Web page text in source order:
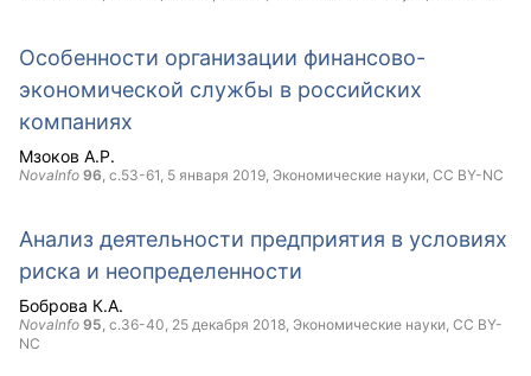
Особенности организации финансово-
экономической службы в российских
компаниях
Мзоков А.Р.
NovaInfo 96, с.53-61, 5 января 2019, Экономические науки, CC BY-NC
Анализ деятельности предприятия в условиях
риска и неопределенности
Боброва К.А.
NovaInfo 95, с.36-40, 25 декабря 2018, Экономические науки, CC BY-
NC